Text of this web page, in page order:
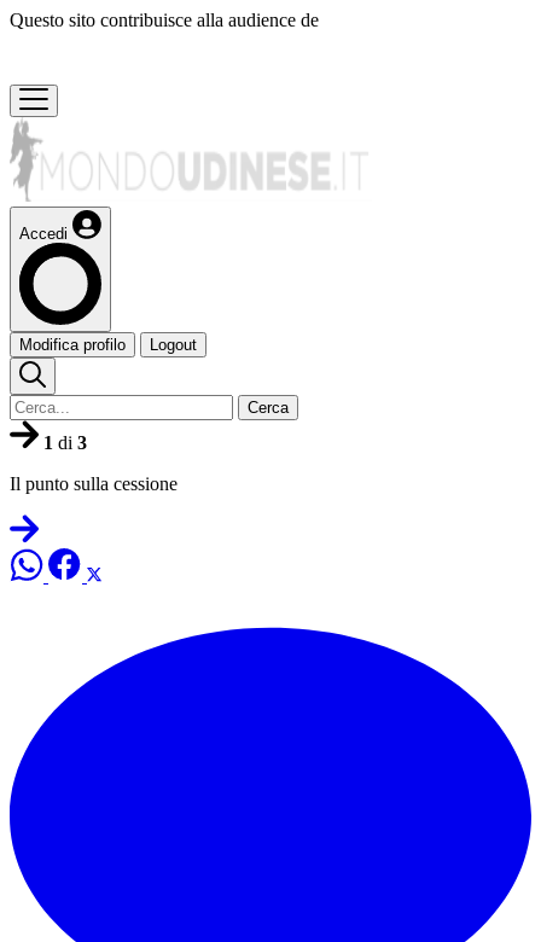
Questo sito contribuisce alla audience de
Accedi
Modifica profilo Logout
Cerca
1 di 3
Il punto sulla cessione